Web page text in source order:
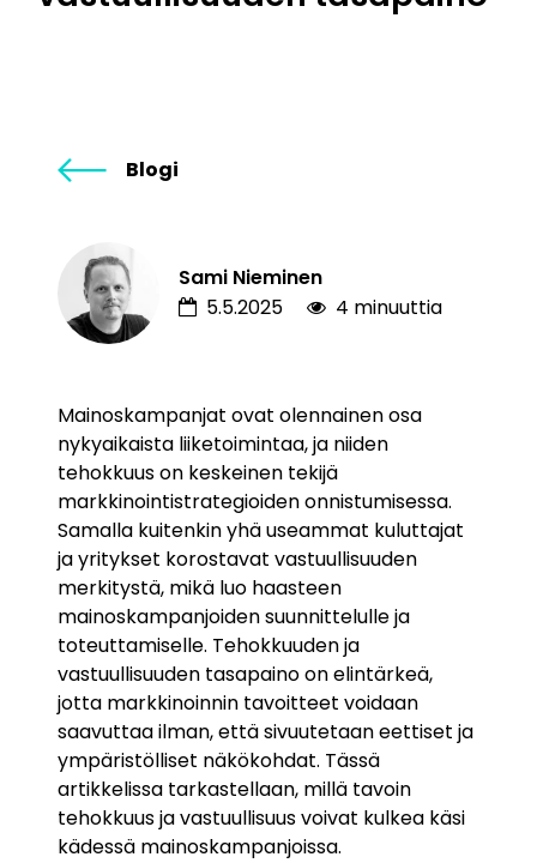
Blogi
Sami Nieminen
5.5.2025
4 minuuttia
Mainoskampanjat ovat olennainen osa
nykyaikaista liiketoimintaa, ja niiden
tehokkuus on keskeinen tekijä
markkinointistrategioiden onnistumisessa.
Samalla kuitenkin yhä useammat kuluttajat
ja yritykset korostavat vastuullisuuden
merkitystä, mikä luo haasteen
mainoskampanjoiden suunnittelulle ja
toteuttamiselle. Tehokkuuden ja
vastuullisuuden tasapaino on elintärkeä,
jotta markkinoinnin tavoitteet voidaan
saavuttaa ilman, että sivuutetaan eettiset ja
ympäristölliset näkökohdat. Tässä
artikkelissa tarkastellaan, millä tavoin
tehokkuus ja vastuullisuus voivat kulkea käsi
kädessä mainoskampanjoissa.